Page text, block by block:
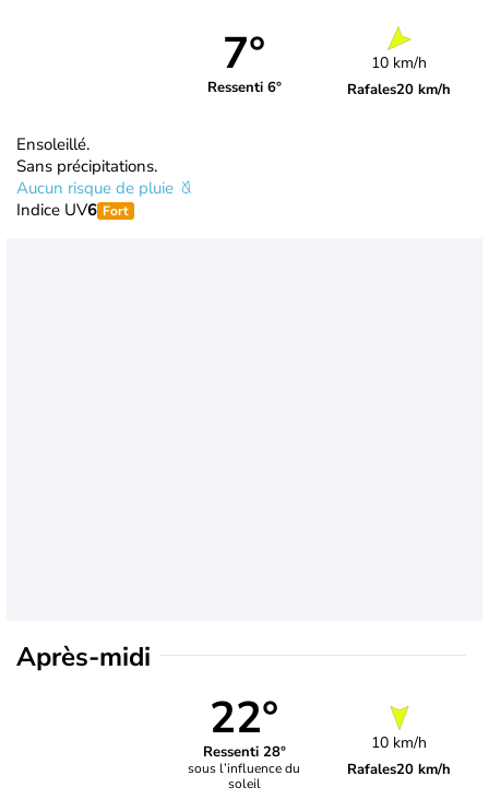
7°
Ressenti 6°
10 km/h
Rafales20 km/h
Ensoleillé.
Sans précipitations.
Aucun risque de pluie
Indice UV6 Fort
Après-midi
22°
Ressenti 28°
sous l’influence du
soleil
10 km/h
Rafales20 km/h